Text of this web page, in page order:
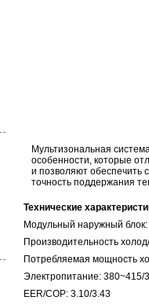
Мультизональная
особенности, которые
и позволяют обеспечить
точность поддержания
Технические
Модульный наружный блок:
Производительность
Потребляемая мощность
Электропитание: 380~415/
EER/COP: 3.10/3.43